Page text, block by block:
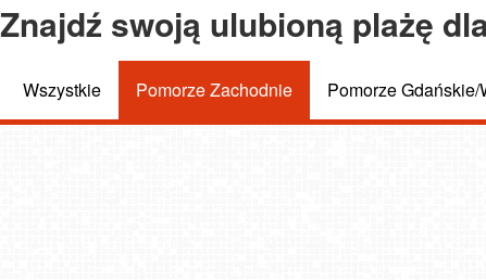
Znajdź swoją ulubioną plażę
Wszystkie Pomorze Zachodnie Pomorze